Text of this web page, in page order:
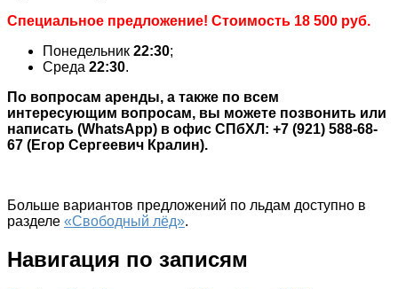
Специальное предложение! Стоимость 18 500 руб.
Понедельник 22:30;
Среда 22:30.
По вопросам аренды, а также по всем
интересующим вопросам, вы можете позвонить или
написать (WhatsApp) в офис СПбХЛ: +7 (921) 588-68-
67 (Егор Сергеевич Кралин).
Больше вариантов предложений по льдам доступно в
разделе «Свободный лёд».
Навигация по записям